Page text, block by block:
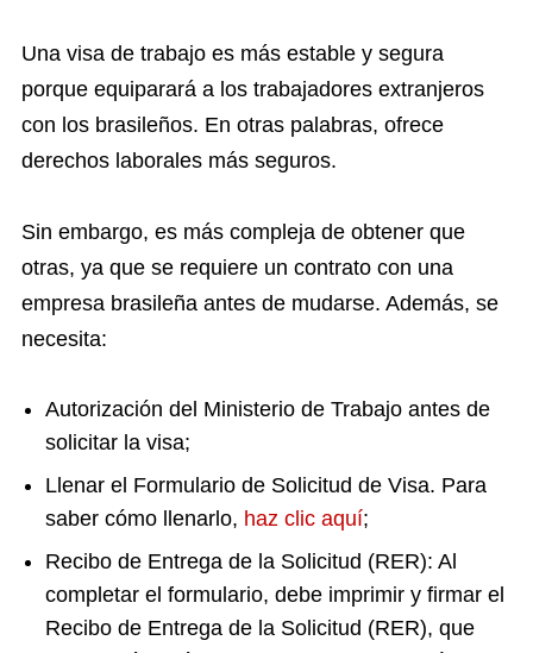
Una visa de trabajo es más estable y segura
porque equiparará a los trabajadores extranjeros
con los brasileños. En otras palabras, ofrece
derechos laborales más seguros.
Sin embargo, es más compleja de obtener que
otras, ya que se requiere un contrato con una
empresa brasileña antes de mudarse. Además, se
necesita:
Autorización del Ministerio de Trabajo antes de
solicitar la visa;
Llenar el Formulario de Solicitud de Visa. Para
saber cómo llenarlo, haz clic aquí;
Recibo de Entrega de la Solicitud (RER): Al
completar el formulario, debe imprimir y firmar el
Recibo de Entrega de la Solicitud (RER), que